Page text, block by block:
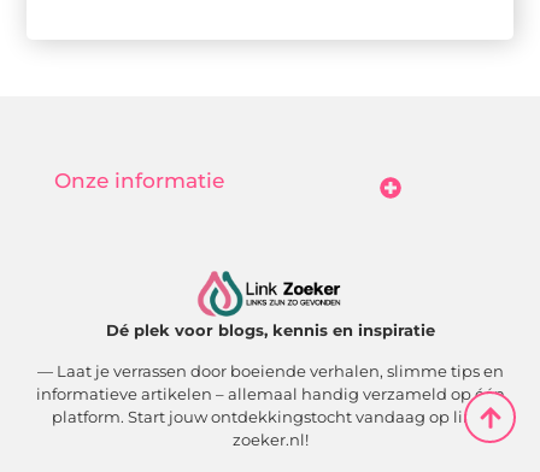
Dé plek voor blogs, kennis en inspiratie
— Laat je verrassen door boeiende verhalen, slimme tips en
informatieve artikelen – allemaal handig verzameld op één
platform. Start jouw ontdekkingstocht vandaag op link-
zoeker.nl!
Onze informatie